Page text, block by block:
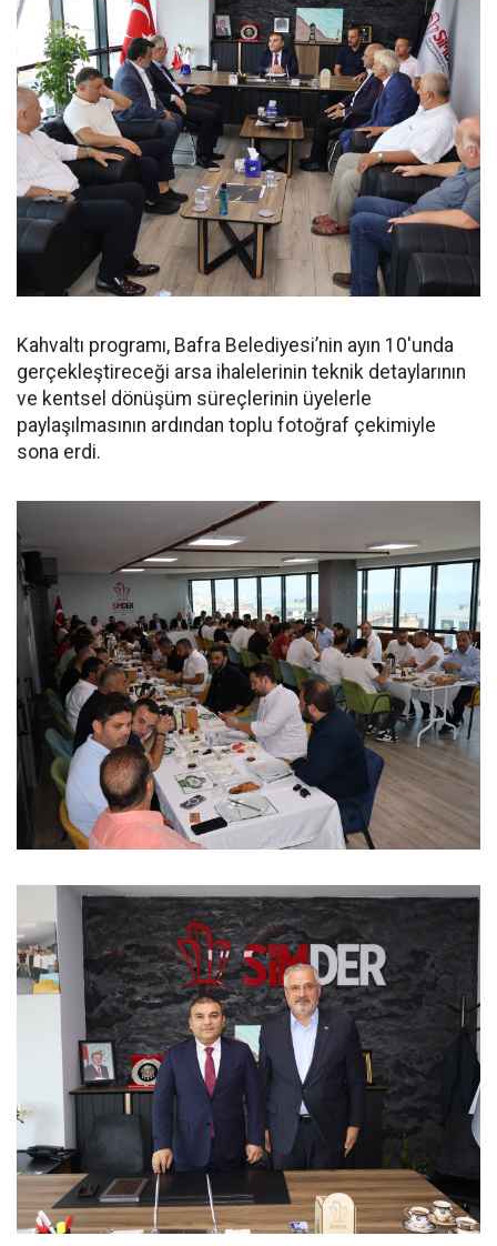
Kahvaltı programı, Bafra Belediyesi’nin ayın 10'unda
gerçekleştireceği arsa ihalelerinin teknik detaylarının
ve kentsel dönüşüm süreçlerinin üyelerle
paylaşılmasının ardından toplu fotoğraf çekimiyle
sona erdi.